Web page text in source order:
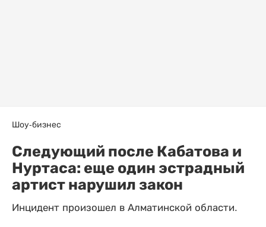
Шоу-бизнес
Следующий после Кабатова и
Нуртаса: еще один эстрадный
артист нарушил закон
Инцидент произошел в Алматинской области.